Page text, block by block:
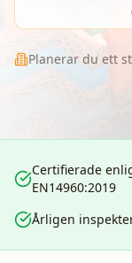
Planerar du ett
Certifierade
EN14960:2019
Årligen